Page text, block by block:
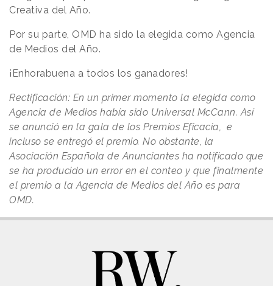
Creativa del Año.
Por su parte, OMD ha sido la elegida como Agencia
de Medios del Año.
¡Enhorabuena a todos los ganadores!
Rectificación: En un primer momento la elegida como
Agencia de Medios había sido Universal McCann. Así
se anunció en la gala de los Premios Eficacia, e
incluso se entregó el premio. No obstante, la
Asociación Española de Anunciantes ha notificado que
se ha producido un error en el conteo y que finalmente
el premio a la Agencia de Medios del Año es para
OMD.